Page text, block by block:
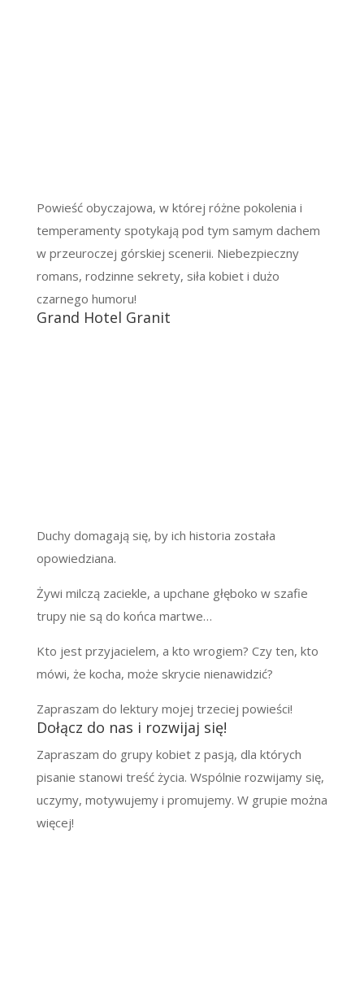
Powieść obyczajowa, w której różne pokolenia i
temperamenty spotykają pod tym samym dachem
w przeuroczej górskiej scenerii. Niebezpieczny
romans, rodzinne sekrety, siła kobiet i dużo
czarnego humoru!
Grand Hotel Granit
Duchy domagają się, by ich historia została
opowiedziana.
Żywi milczą zaciekle, a upchane głęboko w szafie
trupy nie są do końca martwe…
Kto jest przyjacielem, a kto wrogiem? Czy ten, kto
mówi, że kocha, może skrycie nienawidzić?
Zapraszam do lektury mojej trzeciej powieści!
Dołącz do nas i rozwijaj się!
Zapraszam do grupy kobiet z pasją, dla których
pisanie stanowi treść życia. Wspólnie rozwijamy się,
uczymy, motywujemy i promujemy. W grupie można
więcej!